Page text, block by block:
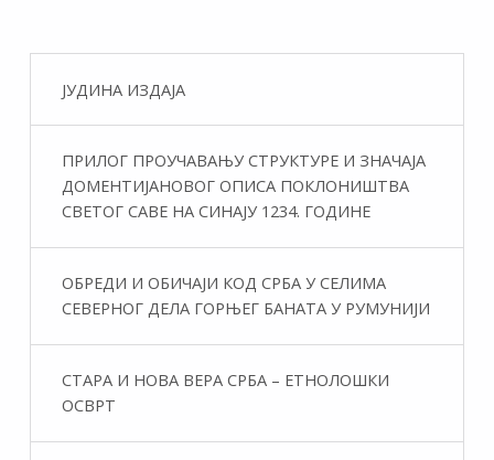
ЈУДИНА ИЗДАЈА
ПРИЛОГ ПРОУЧАВАЊУ СТРУКТУРЕ И ЗНАЧАЈА
ДОМЕНТИЈАНОВОГ ОПИСА ПОКЛОНИШТВА
СВЕТОГ САВЕ НА СИНАЈУ 1234. ГОДИНЕ
ОБРЕДИ И ОБИЧАЈИ КОД СРБА У СЕЛИМА
СЕВЕРНОГ ДЕЛА ГОРЊЕГ БАНАТА У РУМУНИЈИ
СТАРА И НОВА ВЕРА СРБА – ЕТНОЛОШКИ
ОСВРТ